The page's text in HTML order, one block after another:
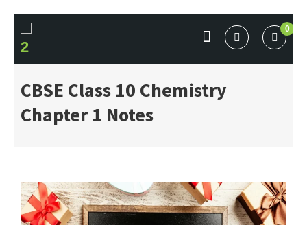
Skip
to
BOOKFLICKER NOTES
0
CBSE Class 10 Chemistry
Chapter 1 Notes